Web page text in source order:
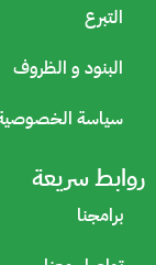
التبرع
البنود و الظروف
سياسة
روابط سريعة
برامجنا